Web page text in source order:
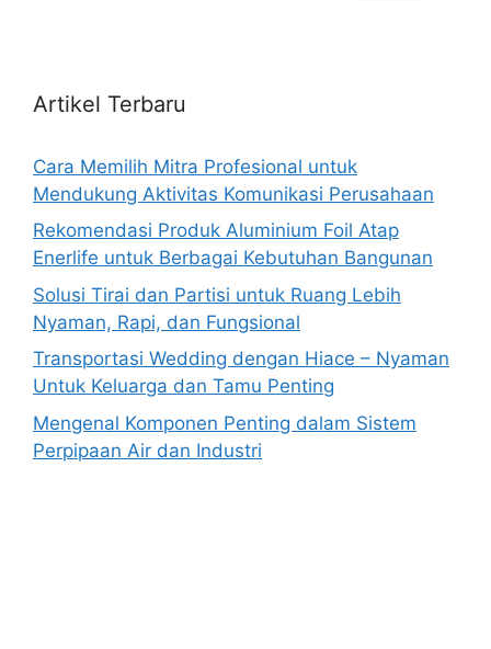
Artikel Terbaru
Cara Memilih Mitra Profesional untuk
Mendukung Aktivitas Komunikasi Perusahaan
Rekomendasi Produk Aluminium Foil Atap
Enerlife untuk Berbagai Kebutuhan Bangunan
Solusi Tirai dan Partisi untuk Ruang Lebih
Nyaman, Rapi, dan Fungsional
Transportasi Wedding dengan Hiace – Nyaman
Untuk Keluarga dan Tamu Penting
Mengenal Komponen Penting dalam Sistem
Perpipaan Air dan Industri